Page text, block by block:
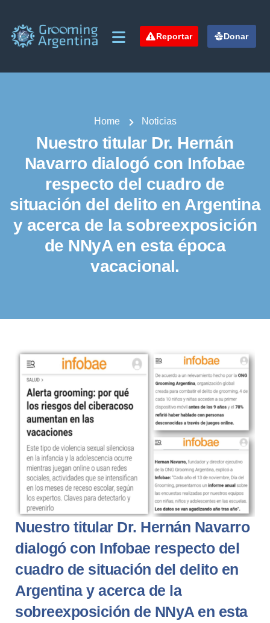
Reportar Donar
Home Noticias
Nuestro titular Dr. Hernán
Navarro dialogó con Infobae
respecto del cuadro de
situación del delito en Argentina
y acerca de la sobreexposición
de NNyA en esta época
vacacional.
Nuestro titular Dr. Hernán Navarro
dialogó con Infobae respecto del
cuadro de situación del delito en
Argentina y acerca de la
sobreexposición de NNyA en esta